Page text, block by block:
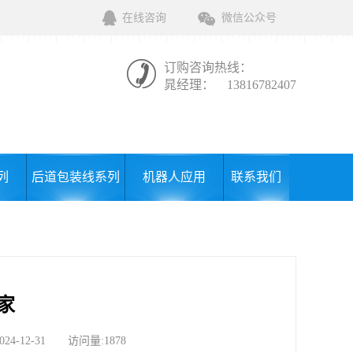
在线咨询 微信公众号
订购咨询热线：
晁经理：
13816782407
后道包装线系列 机器人应用 联系我们
12-31 访问量:1878